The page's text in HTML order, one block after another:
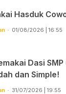
Hasduk
01/08/2026 | 16:55
Dasi
dan Simple!
31/07/2026 | 19:55